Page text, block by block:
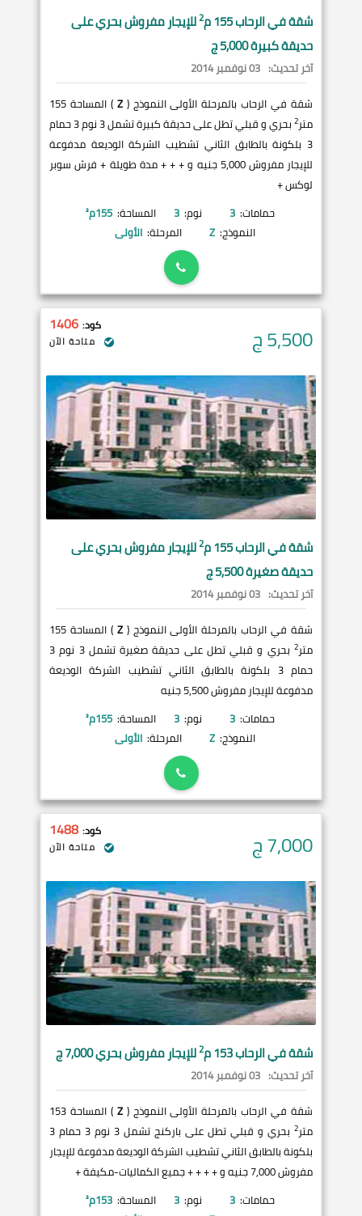
شقة فيالرحاب155 م 2للإيجار مفروش بحري على
حديقة كبيرة 5,000 ج
آخر تحديث: 03 نوفمبر 2014
شقة في الرحاب بالمرحلة الأولى النموذج (Z
) المساحة 155
متر2
بحري و قبلي تطل على حديقة كبيرة تشمل 3 نوم 3 حمام
3 بلكونة بالطابق الثاني تشطيب الشركة الوديعة مدفوعة
للإيجار مفروش 5,000 جنيه و + + + مدة طويلة + فرش سوبر
لوكس +
حمامات: 3 نوم: 3 المساحة: 155م²
النموذج: Z المرحلة: الأولى
5,500ج كود: 1406
متاحة الآن
شقة فيالرحاب155 م 2للإيجار مفروش بحري على
حديقة صغيرة 5,500 ج
آخر تحديث: 03 نوفمبر 2014
شقة في الرحاب بالمرحلة الأولى النموذج (Z
) المساحة 155
متر2
بحري و قبلي تطل على حديقة صغيرة تشمل 3 نوم 3
حمام 3 بلكونة بالطابق الثاني تشطيب الشركة الوديعة
مدفوعة للإيجار مفروش 5,500 جنيه
حمامات: 3 نوم: 3 المساحة: 155م²
النموذج: Z المرحلة: الأولى
7,000ج كود: 1488
متاحة الآن
شقة فيالرحاب 2للإيجار مفروش بحري 7,000 ج
آخر تحديث: 03 نوفمبر 2014
شقة في الرحاب بالمرحلة الأولى النموذج (Z
) المساحة 153
متر2
بحري و قبلي تطل على باركنج تشمل 3 نوم 3 حمام 3
بلكونة بالطابق الثاني تشطيب الشركة الوديعة مدفوعة للإيجار
مفروش 7,000 جنيه و + + + + جميع الكماليات-مكيفة +
حمامات: 3 نوم: 3 المساحة: 153م²